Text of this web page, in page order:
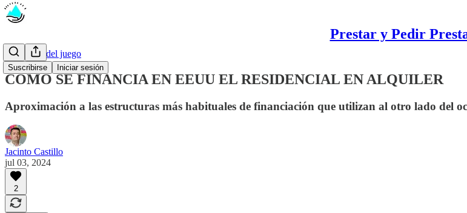
Prestar y Pedir
Suscribirse Iniciar sesión
Las reglas del juego
CÓMO SE FINANCIA EN EEUU EL RESIDENCIAL EN ALQUILER
Aproximación a las estructuras más habituales de financiación que utilizan al otro lado del
Jacinto Castillo
jul 03, 2024
2